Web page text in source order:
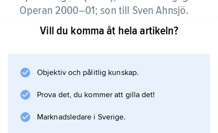
Operan 2000–01; son till Sven Ahnsjö.
Claes-Håkan Ahnsjö debuterade som Tamino i
München och Stuttgart. Han utsågs till
Vill du komma åt hela artikeln?
Objektiv och pålitlig kunskap.
Prova det, du kommer att gilla det!
Marknadsledare i Sverige.